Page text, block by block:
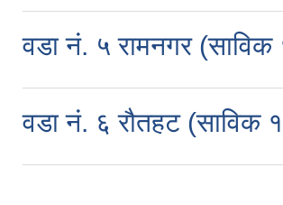
वडा नं. ५ रामनगर
वडा नं. ६ रौतहट (साविक